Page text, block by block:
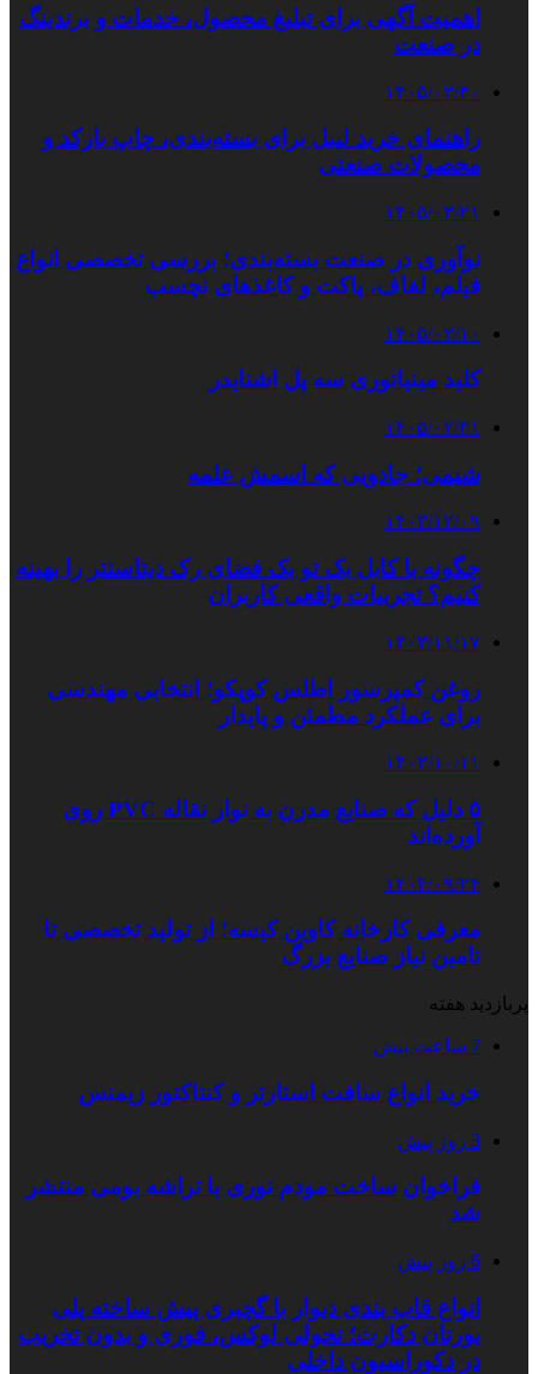
اهمیت آگهی برای تبلیغ محصول، خدمات و برندینگ
در صنعت
۱۴۰۵/۰۳/۳۰
راهنمای خرید لیبل برای بسته‌بندی، چاپ بارکد و
محصولات صنعتی
۱۴۰۵/۰۳/۲۱
نوآوری در صنعت بسته‌بندی؛ بررسی تخصصی انواع
فیلم، لفاف، پاکت و کاغذهای نچسب
۱۴۰۵/۰۳/۱۰
کلید مینیاتوری سه پل اشنایدر
۱۴۰۵/۰۲/۳۱
شیمی؛ جادویی که اسمش علمه
۱۴۰۳/۱۲/۰۹
چگونه با کابل بک تو بک فضای رک دیتاسنتر را بهینه
کنیم؟ تجربیات واقعی کاربران
۱۴۰۳/۱۱/۱۷
روغن کمپرسور اطلس کوپکو؛ انتخابی مهندسی
برای عملکرد مطمئن و پایدار
۱۴۰۳/۱۰/۱۱
۵ دلیل که صنایع مدرن به نوار نقاله PVC روی
آورده‌اند
۱۴۰۴/۰۹/۲۴
معرفی کارخانه کاوین کیسه؛ از تولید تخصصی تا
تامین نیاز صنایع بزرگ
پربازدید هفته
7 ساعت پیش
خرید انواع سافت استارتر و کنتاکتور زیمنس
3 روز پیش
فراخوان ساخت مودم نوری با تراشه بومی منتشر
شد
6 روز پیش
انواع قاب بندی دیوار با گچبری پیش ساخته پلی
یورتان دکارت؛ تحولی لوکس، فوری و بدون تخریب
در دکوراسیون داخلی